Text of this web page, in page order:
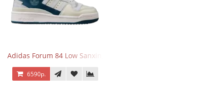
Adidas Forum 84 Low Sanxingdui
6590р.